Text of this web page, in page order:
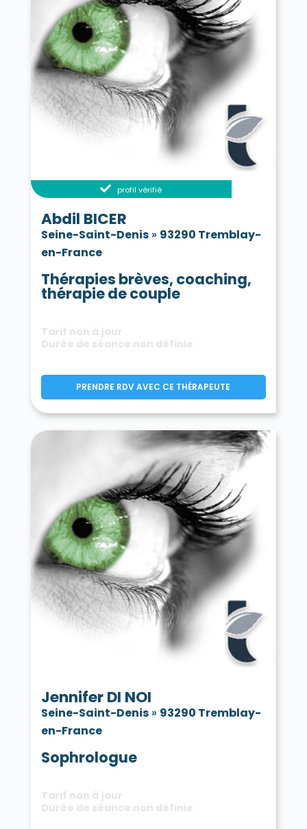
Vaujours 93410
Villemomble 93250
Villepinte 93420
Villetaneuse 93430
profil vérifié
Abdil BICER
Seine-Saint-Denis» 93290 Tremblay-
en-France
Thérapies brèves, coaching,
thérapie de couple
Tarif non à jour
Durée de séance non définie
PRENDRE RDV AVEC CE THÉRAPEUTE
Jennifer DI NOI
Seine-Saint-Denis» 93290 Tremblay-
en-France
Sophrologue
Tarif non à jour
Durée de séance non définie